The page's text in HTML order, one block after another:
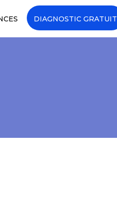
DIAGNOSTIC GRATUIT